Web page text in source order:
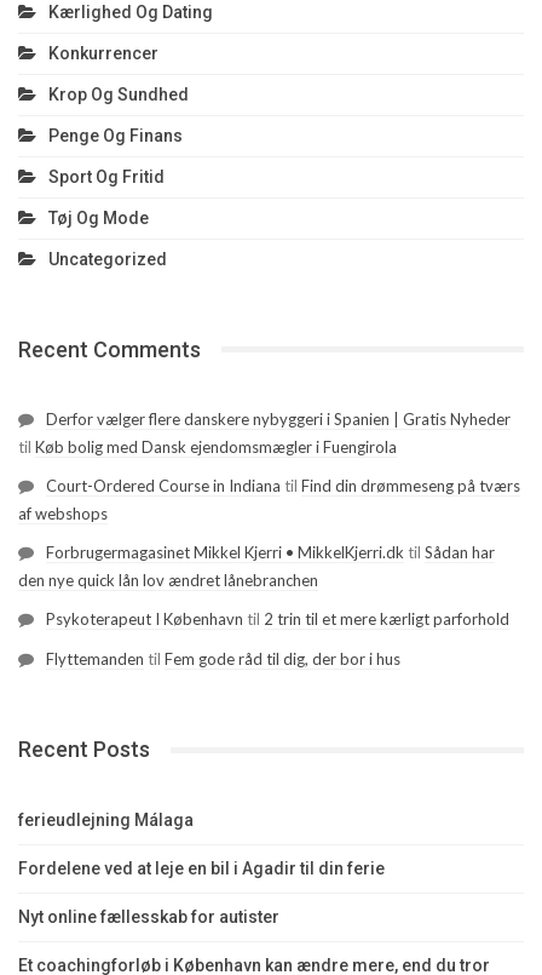
Kærlighed Og Dating
Konkurrencer
Krop Og Sundhed
Penge Og Finans
Sport Og Fritid
Tøj Og Mode
Uncategorized
Recent Comments
Derfor vælger flere danskere nybyggeri i Spanien | Gratis Nyheder
til Køb bolig med Dansk ejendomsmægler i Fuengirola
Court-Ordered Course in Indiana til Find din drømmeseng på tværs
af webshops
Forbrugermagasinet Mikkel Kjerri • MikkelKjerri.dk til Sådan har
den nye quick lån lov ændret lånebranchen
Psykoterapeut I København til 2 trin til et mere kærligt parforhold
Flyttemanden til Fem gode råd til dig, der bor i hus
Recent Posts
ferieudlejning Málaga
Fordelene ved at leje en bil i Agadir til din ferie
Nyt online fællesskab for autister
Et coachingforløb i København kan ændre mere, end du tror